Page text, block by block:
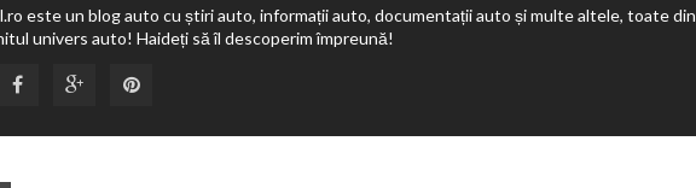
este un blog auto cu știri auto, informații auto, documentații auto și multe altele, toate din
univers auto! Haideți să îl descoperim împreună!